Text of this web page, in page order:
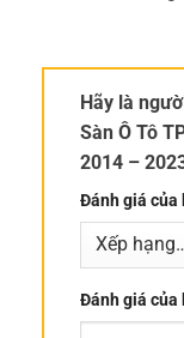
Hãy là
Sàn Ô Tô
2014 –
Đánh giá của
Đánh giá của